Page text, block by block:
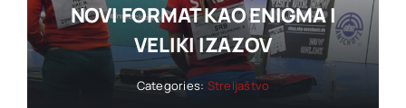
NOVI FORMAT KAO ENIGMA I
VELIKI IZAZOV
Categories: Streljaštvo